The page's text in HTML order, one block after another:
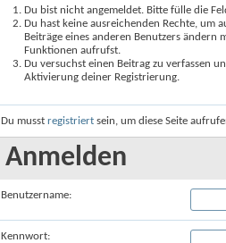
Du bist nicht angemeldet. Bitte fülle die
Du hast keine ausreichenden Rechte, um
Beiträge eines anderen Benutzers
Funktionen aufrufst.
Du versuchst einen Beitrag zu verfassen
Aktivierung deiner Registrierung.
Du musst registriert sein, um diese Seite
Anmelden
Benutzername:
Kennwort: